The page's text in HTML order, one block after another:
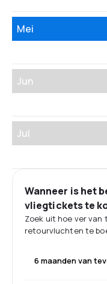
Mei
Jun
Jul
Wanneer is het
vliegtickets te
Zoek uit hoe ver van
retourvluchten te
6 maanden van